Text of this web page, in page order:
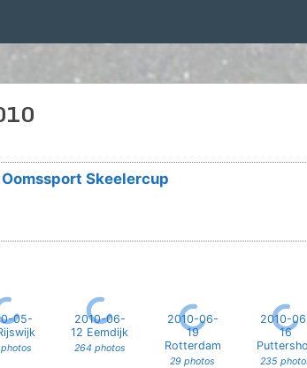
Skeelercup
05-
2010-06-
12 Eemdijk
264 photos
2010-06-
19
Rotterdam
29 photos
2010-
16
235